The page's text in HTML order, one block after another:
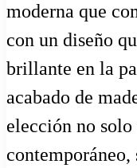
moderna que
con un diseño
brillante en la
acabado de
elección no